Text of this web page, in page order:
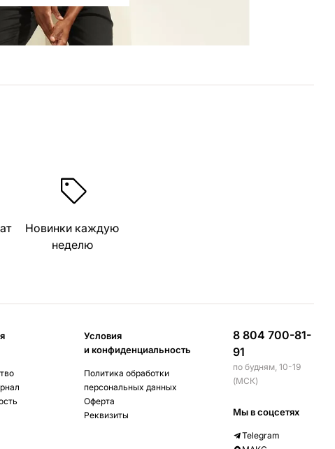
Новинки каждую
неделю
Условия
и конфиденциальность
Политика обработки
персональных данных
Оферта
Реквизиты
8 804 700-81-
91
по будням, 10-19
(МСК)
Мы в соцсетях
Telegram